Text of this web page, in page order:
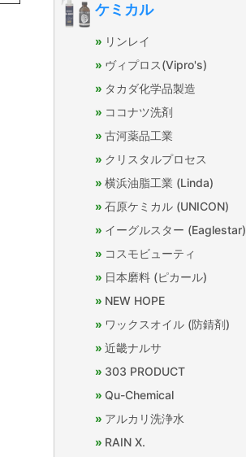
ケミカル
リンレイ
ヴィプロス(Vipro's)
タカダ化学品製造
ココナツ洗剤
古河薬品工業
クリスタルプロセス
横浜油脂工業 (Linda)
石原ケミカル (UNICON)
イーグルスター (Eaglestar)
コスモビューティ
日本磨料 (ピカール)
NEW HOPE
ワックスオイル (防錆剤)
近畿ナルサ
303 PRODUCT
Qu-Chemical
アルカリ洗浄水
RAIN X.